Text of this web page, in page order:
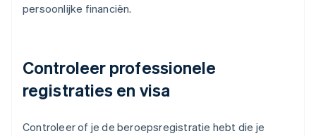
persoonlijke financiën.
Controleer professionele
registraties en visa
Controleer of je de beroepsregistratie hebt die je